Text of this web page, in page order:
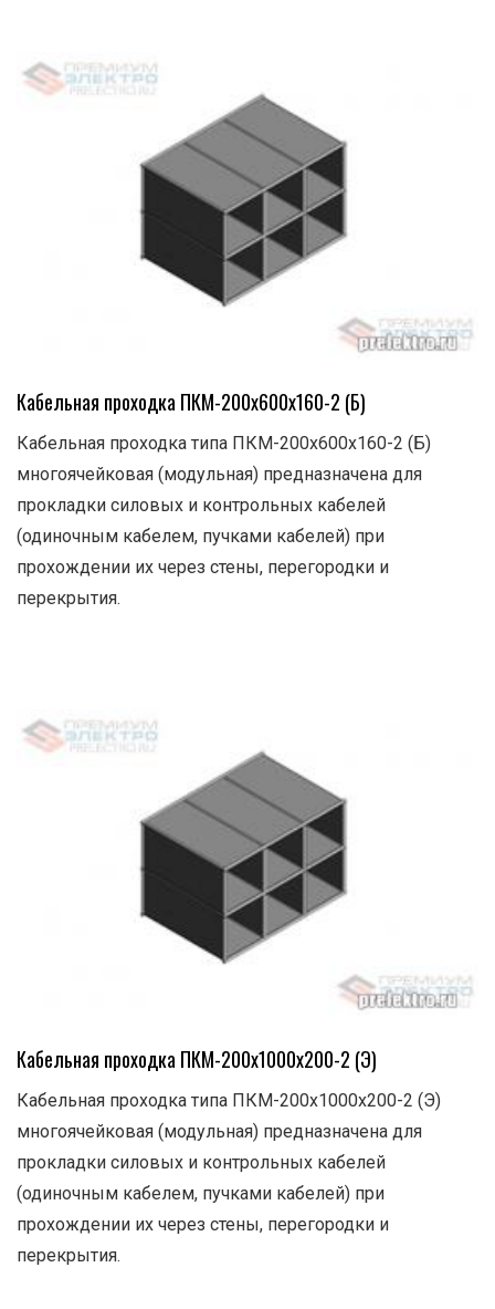
Кабельная проходка ПКМ-200х600х160-2 (Б)
Кабельная проходка типа ПКМ-200х600х160-2 (Б)
многоячейковая (модульная) предназначена для
прокладки силовых и контрольных кабелей
(одиночным кабелем, пучками кабелей) при
прохождении их через стены, перегородки и
перекрытия.
Кабельная проходка ПКМ-200х1000х200-2 (Э)
Кабельная проходка типа ПКМ-200х1000х200-2 (Э)
многоячейковая (модульная) предназначена для
прокладки силовых и контрольных кабелей
(одиночным кабелем, пучками кабелей) при
прохождении их через стены, перегородки и
перекрытия.